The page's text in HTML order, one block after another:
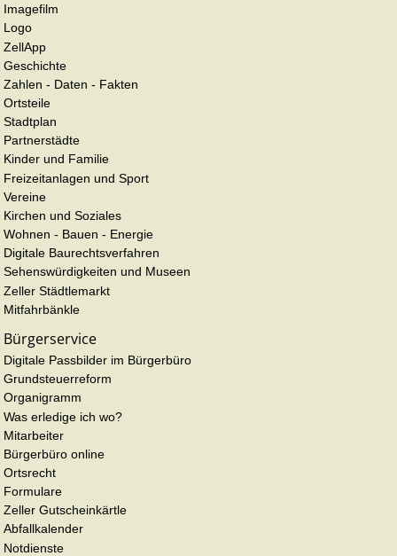
Imagefilm
Logo
ZellApp
Geschichte
Zahlen - Daten - Fakten
Ortsteile
Stadtplan
Partnerstädte
Kinder und Familie
Freizeitanlagen und Sport
Vereine
Kirchen und Soziales
Wohnen - Bauen - Energie
Digitale Baurechtsverfahren
Sehenswürdigkeiten und Museen
Zeller Städtlemarkt
Mitfahrbänkle
Bürgerservice
Digitale Passbilder im Bürgerbüro
Grundsteuerreform
Organigramm
Was erledige ich wo?
Mitarbeiter
Bürgerbüro online
Ortsrecht
Formulare
Zeller Gutscheinkärtle
Abfallkalender
Notdienste